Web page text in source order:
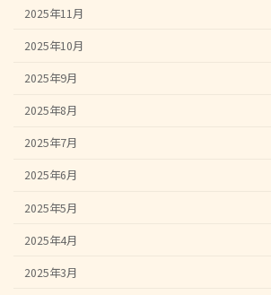
2025年11月
2025年10月
2025年9月
2025年8月
2025年7月
2025年6月
2025年5月
2025年4月
2025年3月